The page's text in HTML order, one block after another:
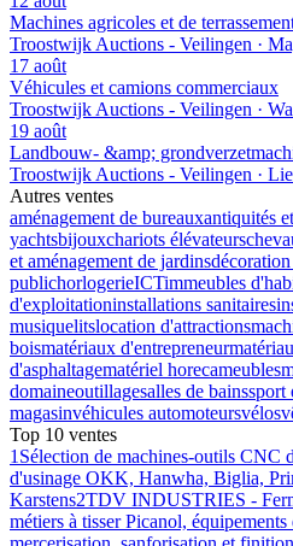
Machines agricoles et de
Troostwijk Auctions - Veilingen ·
17 août
Véhicules et camions commerciaux
Troostwijk Auctions - Veilingen ·
19 août
Landbouw- &amp;
Troostwijk Auctions - Veilingen ·
Autres ventes
aménagement de bureauxantiquités
yachtsbijouxchariots élévateurs
et aménagement de jardins
publichorlogerieICTimmeubles
d'exploitationinstallations sanitaires
musiquelitslocation d'attractions
boismatériaux d'entrepreneur
d'asphaltagematériel horecameubles
domaineoutillagesalles de bainssport
magasinvéhicules automoteursvélos
Top 10 ventes
1 Sélection de machines-outils CNC
d'usinage OKK, Hanwha, Biglia,
Karstens2TDV INDUSTRIES -
métiers à tisser Picanol, équipements